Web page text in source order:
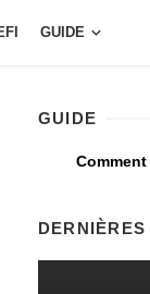
GUIDE
GUIDE
DERNIÈRES